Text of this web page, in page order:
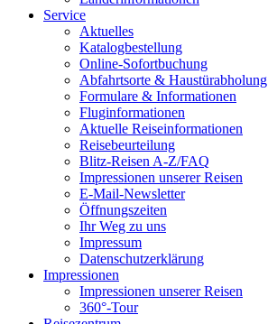
Service
Aktuelles
Katalogbestellung
Online-Sofortbuchung
Abfahrtsorte & Haustürabholung
Formulare & Informationen
Fluginformationen
Aktuelle Reiseinformationen
Reisebeurteilung
Blitz-Reisen A-Z/FAQ
Impressionen unserer Reisen
E-Mail-Newsletter
Öffnungszeiten
Ihr Weg zu uns
Impressum
Datenschutzerklärung
Impressionen
Impressionen unserer Reisen
360°-Tour